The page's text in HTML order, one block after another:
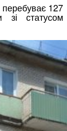
перебуває 127
статусом